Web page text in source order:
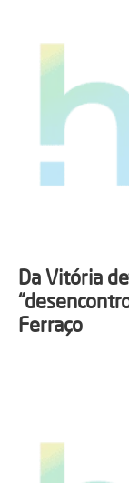
Da Vitória
Ferraço